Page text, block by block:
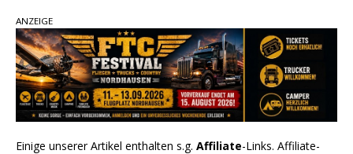
ANZEIGE
Einige unserer Artikel enthalten s.g. Affiliate-Links. Affiliate-